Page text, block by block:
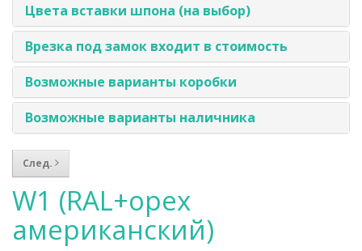
Цвета вставки шпона (на выбор)
Врезка под замок входит в стоимость
Возможные варианты коробки
Возможные варианты наличника
След.
W1 (RAL+орех
американский)